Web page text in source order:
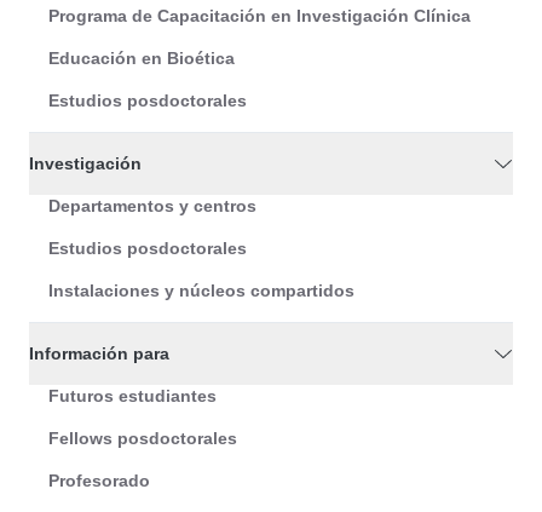
Programa de Capacitación en Investigación Clínica
Educación en Bioética
Estudios posdoctorales
Investigación
Departamentos y centros
Estudios posdoctorales
Instalaciones y núcleos compartidos
Información para
Futuros estudiantes
Fellows posdoctorales
Profesorado